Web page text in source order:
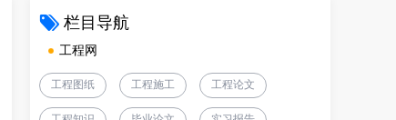
栏目导航
工程网
工程图纸 工程施工 工程论文